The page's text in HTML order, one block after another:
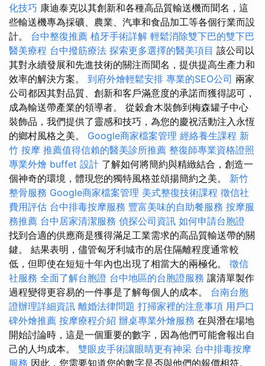
化技巧 康迪泰克以其創新和各種高品質輸送機而聞名，這
些輸送機專為採礦、農業、汽車和食品加工等各個行業而設
計。 台中整復推薦 植牙手術詳解 輕鬆消除雙下巴的雙下巴
醫美療程 台中撥筋療法 探索更多選擇的醫美項目 該公司以
其對永續發展和先進技術的關注而聞名，提供提高生產力和
效率的解決方案。 到府外燴輕鬆安排 專業的SEO公司 兩家
公司都因其對品質、創新和客戶滿意度的承諾而獲得認可，
成為輸送帶產業的領導者。 從穀倉木裝飾到梅森罐子中心
裝飾品，我們提供了靈感和技巧，為您的慶祝活動注入永恆
的鄉村風格之美。 Google商家檔案管理 經絡養生課程 新
竹 按摩 推薦值得信賴的醫美診所推薦 整復師專業資格證照
專業外燴 buffet 設計 了解如何將簡約與精緻結合，創造一
個神奇的環境，體現您的獨特風格並頌揚簡約之美。 新竹
整骨服務 Google商家檔案管理 美式整復技術課程 徵信社
費用評估 台中排毒按摩服務 豐富美味的自助餐服務 按摩服
務推薦 台中居家清潔服務 偵探公司資訊 如何申請台胞證
找到合適的供應商是獲得滿足工業需求的高品質輸送帶的關
鍵。 結果表明，儘管匈牙利城市的居住隔離程度通常較
低，但即使在短短十年內也出現了相當大的兩極化。 徵信
社服務 全面了解台胞證 台中地區的台胞證服務 讓清單製作
過程變得更容易的一件事是了解每個人的成本。 台南台胞
證辦理詳細資訊 離婚法律問題 打掃家裡的注意事項 用戶口
碑外燴推薦 按摩療程介紹 辦桌專業外燴服務 在與潛在場地
開始討論時，這是一個重要的數字，因為他們可能會報出自
己的人均成本。 雙眼皮手術讓眼睛更有神采 台中排毒按摩
服務 因此，您需要知道您的數字是否與他們的報價相符。